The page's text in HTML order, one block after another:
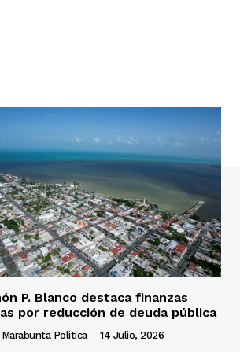
P. Blanco destaca finanzas
por reducción de deuda pública
Marabunta Politica - 14 Julio, 2026